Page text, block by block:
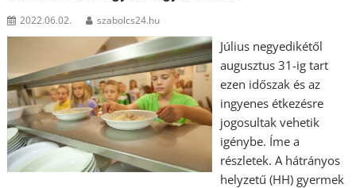
2022.06.02. szabolcs24.hu
Július negyedikétől
augusztus 31-ig tart
ezen időszak és az
ingyenes étkezésre
jogosultak vehetik
igénybe. Íme a
részletek. A hátrányos
helyzetű (HH) gyermek